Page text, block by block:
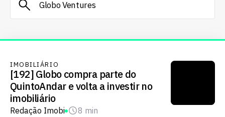
IMOBILIÁRIO
[192] Globo compra parte do
QuintoAndar e volta a investir no
imobiliário
Redação Imobi 8 min